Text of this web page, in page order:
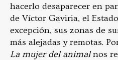
hacerlo desaparecer en
de Víctor Gaviria, el
excepción, sus zonas de
más alejadas y remotas.
La mujer del animalnos